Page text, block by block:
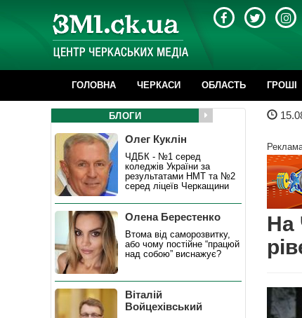
ГОЛОВНА ЧЕРКАСИ ОБЛАСТЬ ГРОШІ
На
БЛОГИ
Олег Куклін
ЧДБК - №1 серед
коледжів України за
результатами НМТ та №2
серед ліцеїв Черкащини
Олена Берестенко
Втома від саморозвитку,
або чому постійне “працюй
над собою” виснажує?
Віталій
Войцехівський